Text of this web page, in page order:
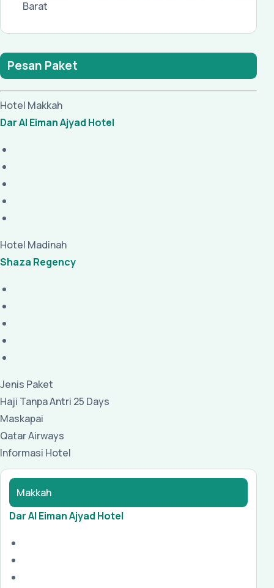
Barat
Pesan Paket
Hotel Makkah
Dar Al Eiman Ajyad Hotel
Hotel Madinah
Shaza Regency
Jenis Paket
Haji Tanpa Antri 25 Days
Maskapai
Qatar Airways
Informasi Hotel
Makkah
Dar Al Eiman Ajyad Hotel